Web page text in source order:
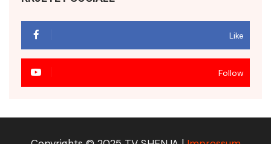
Like
Follow